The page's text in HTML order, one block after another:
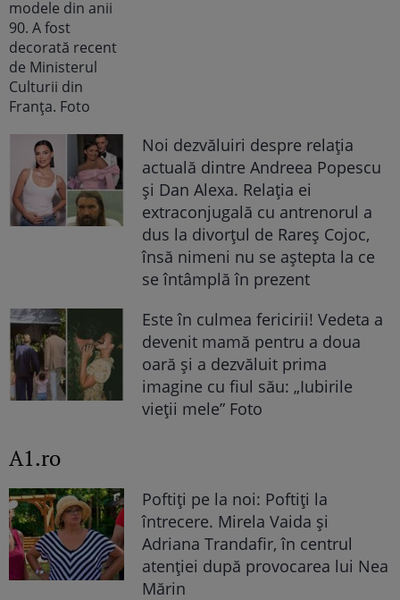
Noi dezvăluiri despre relația
actuală dintre Andreea Popescu
și Dan Alexa. Relația ei
extraconjugală cu antrenorul a
dus la divorțul de Rareș Cojoc,
însă nimeni nu se aștepta la ce
se întâmplă în prezent
Este în culmea fericirii! Vedeta a
devenit mamă pentru a doua
oară și a dezvăluit prima
imagine cu fiul său: „Iubirile
vieții mele” Foto
A1.ro
Poftiți pe la noi: Poftiți la
întrecere. Mirela Vaida și
Adriana Trandafir, în centrul
atenției după provocarea lui Nea
Mărin